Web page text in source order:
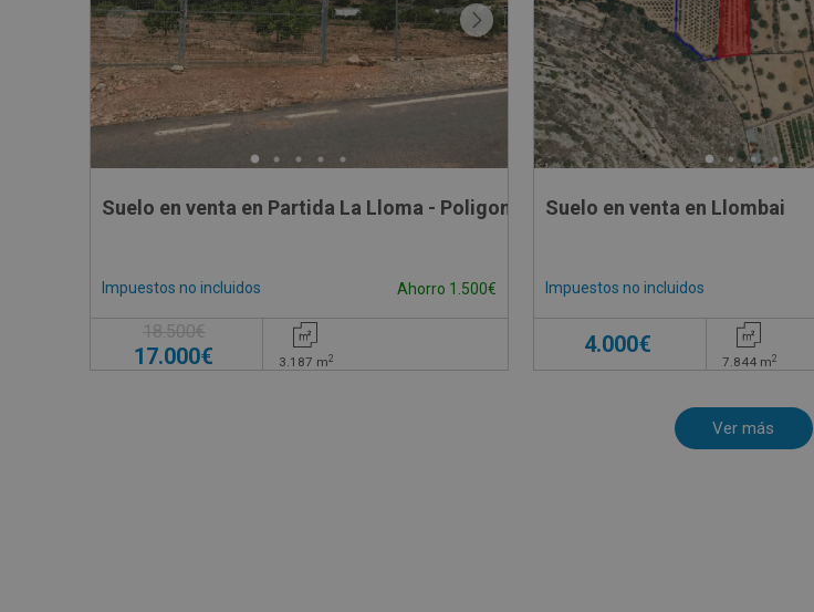
Suelo en venta en Partida La Lloma - Poligono 4 - Parcela 918,
Impuestos no incluidos Ahorro 1.500€
18.500€
17.000€ 3.187 m2
Suelo en venta en Llombai
Impuestos no incluidos
4.000€
7.844 m2